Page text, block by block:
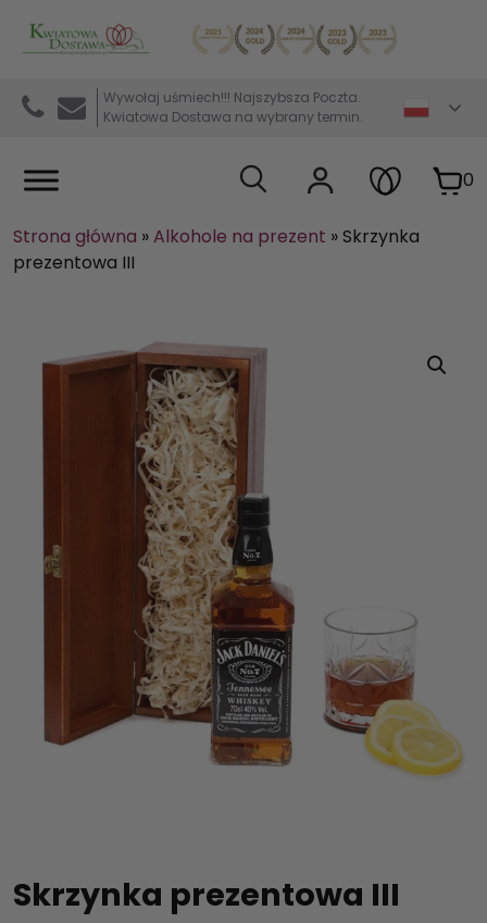
Kwiaciarnia internetowa Kwiatowa Dostawa
Wywołaj uśmiech!!! Najszybsza Poczta.
Kwiatowa Dostawa na wybrany termin.
0
Strona główna »Alkohole na prezent »Skrzynka
prezentowa III
Skrzynka prezentowa III